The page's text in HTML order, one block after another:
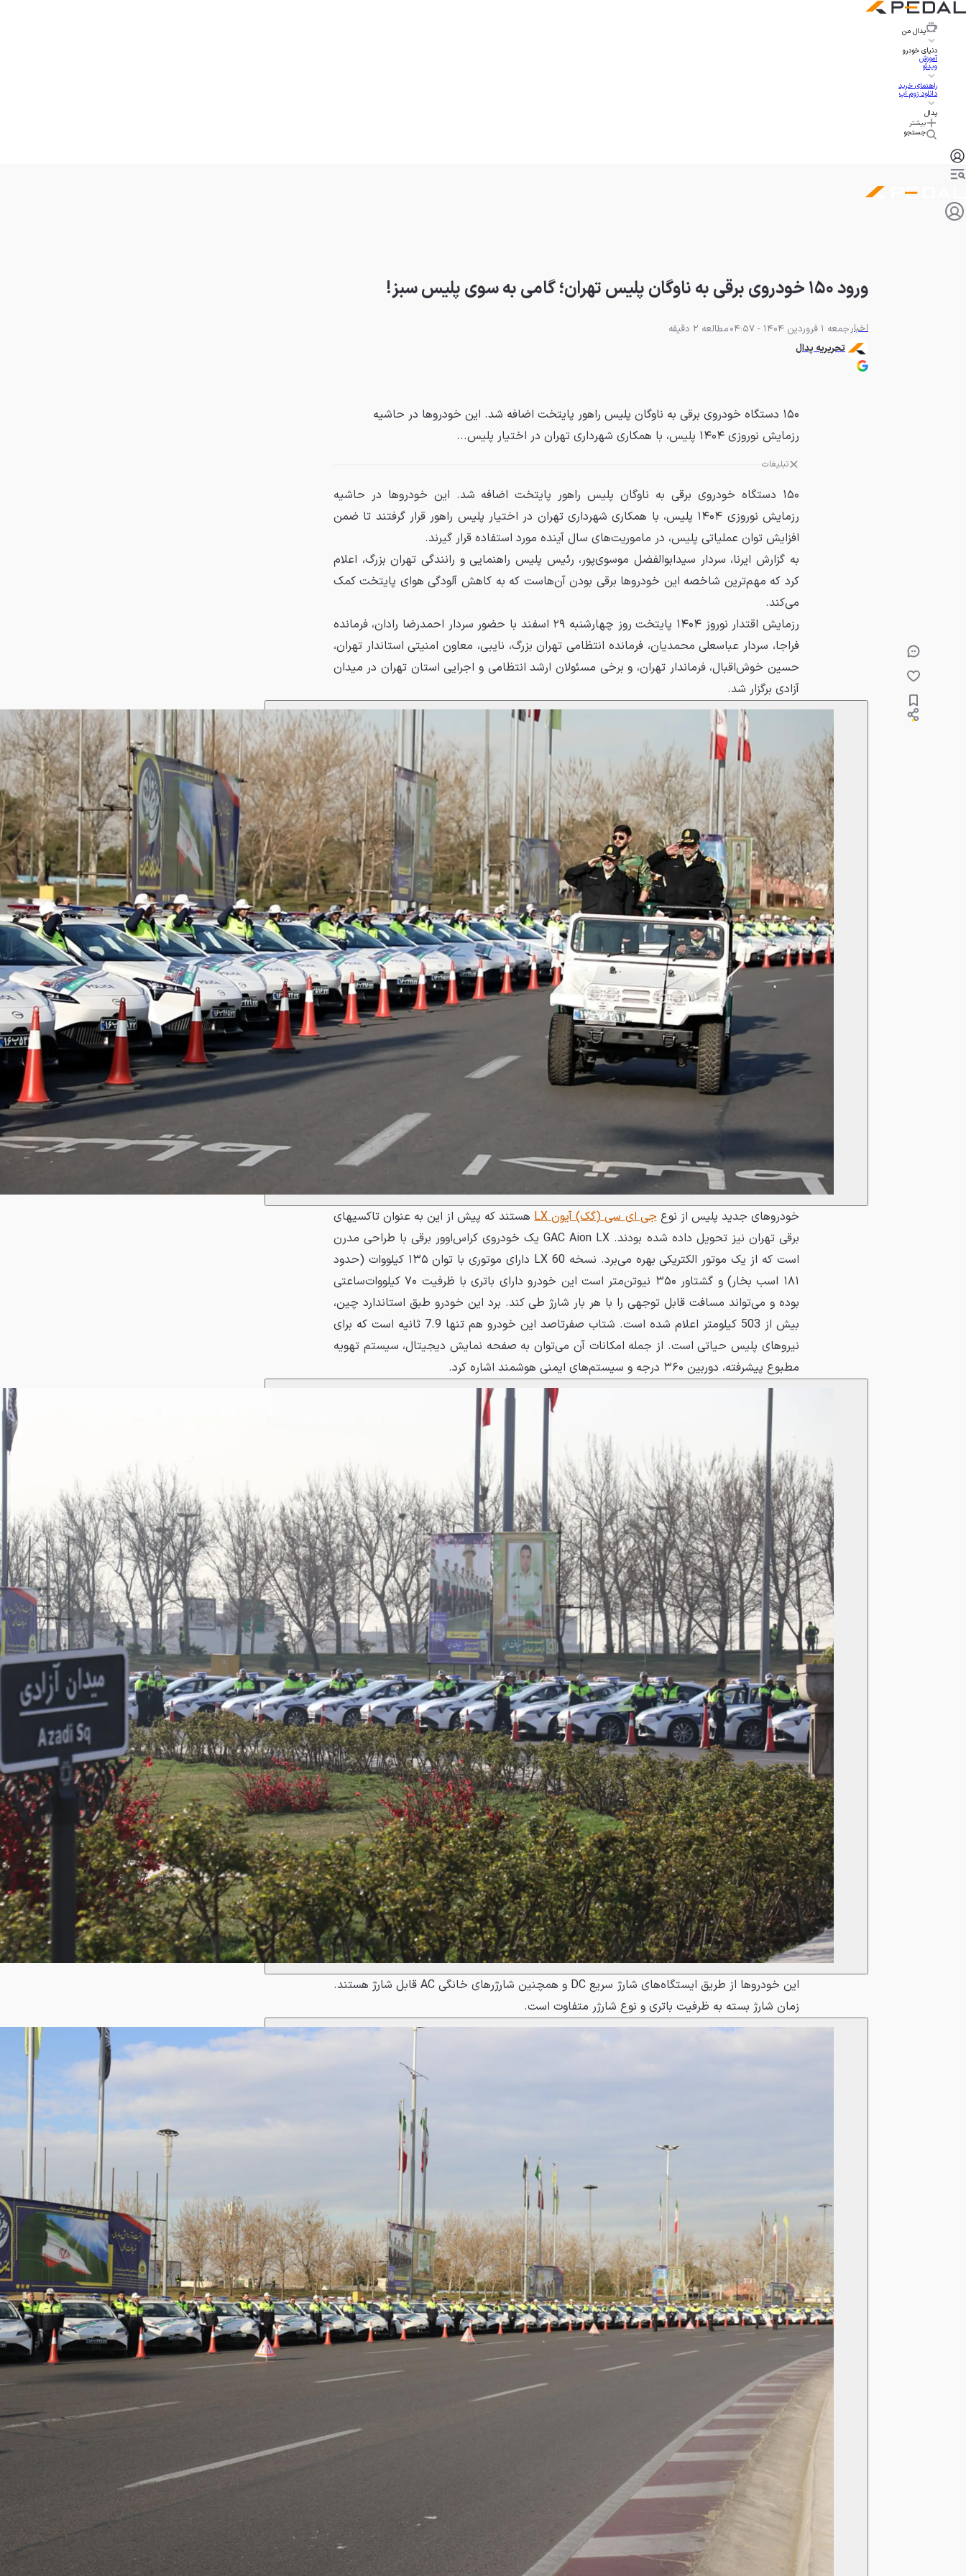
پدال من
دنیای خودرو
آموزش
ویدئو
راهنمای خرید
دانلود زوم اپ
پدال
بیشتر
جستجو
ورود ۱۵۰ خودروی برقی به ناوگان پلیس تهران؛ گامی به سوی پلیس سبز!
اخبارجمعه 1 فروردین 1404 - 04:57
مطالعه 2 دقیقه
تحریریه پدال
۱۵۰ دستگاه خودروی برقی به ناوگان پلیس راهور پایتخت اضافه شد. این خودروها در حاشیه
رزمایش نوروزی ۱۴۰۴ پلیس، با همکاری شهرداری تهران در اختیار پلیس...
تبلیغات
۱۵۰ دستگاه خودروی برقی به ناوگان پلیس راهور پایتخت اضافه شد. این خودروها در حاشیه
رزمایش نوروزی ۱۴۰۴ پلیس، با همکاری شهرداری تهران در اختیار پلیس راهور قرار گرفتند تا ضمن
افزایش توان عملیاتی پلیس، در ماموریت‌های سال آینده مورد استفاده قرار گیرند.
به گزارش ایرنا، سردار سیدابوالفضل موسوی‌پور، رئیس پلیس راهنمایی و رانندگی تهران بزرگ، اعلام
کرد که مهم‌ترین شاخصه این خودروها برقی بودن آن‌هاست که به کاهش آلودگی هوای پایتخت کمک
می‌کند.
رزمایش اقتدار نوروز ۱۴۰۴ پایتخت روز چهارشنبه ۲۹ اسفند با حضور سردار احمدرضا رادان، فرمانده
فراجا، سردار عباسعلی محمدیان، فرمانده انتظامی تهران بزرگ، نایبی، معاون امنیتی استاندار تهران،
حسین خوش‌اقبال، فرماندار تهران، و برخی مسئولان ارشد انتظامی و اجرایی استان تهران در میدان
آزادی برگزار شد.
خودروهای جدید پلیس از نوعجی ای سی (گک) آیون LX
هستند که پیش از این به عنوان تاکسیهای
برقی تهران نیز تحویل داده شده بودند. GAC Aion LX یک خودروی کراس‌اوور برقی با طراحی مدرن
است که از یک موتور الکتریکی بهره می‌برد. نسخه LX 60 دارای موتوری با توان ۱۳۵ کیلووات (حدود
۱۸۱ اسب بخار) و گشتاور ۳۵۰ نیوتن‌متر است این خودرو دارای باتری با ظرفیت ۷۰ کیلووات‌ساعتی
بوده و می‌تواند مسافت قابل توجهی را با هر بار شارژ طی کند. برد این خودرو طبق استاندارد چین،
بیش از 503 کیلومتر اعلام شده است. شتاب صفرتاصد این خودرو هم تنها 7.9 ثانیه است که برای
نیروهای پلیس حیاتی است. از جمله امکانات آن می‌توان به صفحه نمایش دیجیتال، سیستم تهویه
مطبوع پیشرفته، دوربین ۳۶۰ درجه و سیستم‌های ایمنی هوشمند اشاره کرد.
این خودروها از طریق ایستگاه‌های شارژ سریع DC و همچنین شارژرهای خانگی AC قابل شارژ هستند.
زمان شارژ بسته به ظرفیت باتری و نوع شارژر متفاوت است.